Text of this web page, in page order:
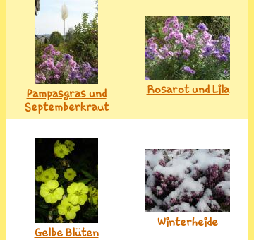
Pampasgras und
Septemberkraut
Rosarot und Lila
Gelbe Blüten
Winterheide